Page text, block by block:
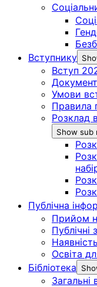
Вступнику
Вступ
Умови
Правила
Розклад
Show sub
Публічна
Прийом
Публічні
Освіта
Бібліотека
Загальні